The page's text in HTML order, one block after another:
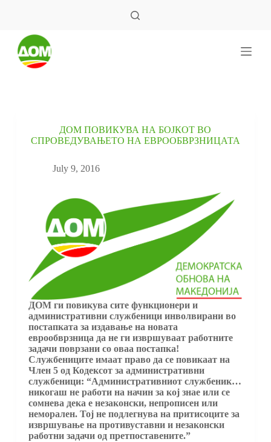
ДОМ ПОВИКУВА НА БОЈКОТ ВО
СПРОВЕДУВАЊЕТО НА ЕВРООБВРЗНИЦАТА
July 9, 2016
ДОМ ги повикува сите функционери и
административни службеници инволвирани во
постапката за издавање на новата
еврообврзница да не ги извршуваат работните
задачи поврзани со оваа постапка!
Службениците имаат право да се повикаат на
Член 5 од Кодексот за административни
службеници: “Административниот службеник…
никогаш не работи на начин за кој знае или се
сомнева дека е незаконски, непрописен или
неморален. Тој не подлегнува на притисоците за
извршување на противуставни и незаконски
работни задачи од претпоставените.”